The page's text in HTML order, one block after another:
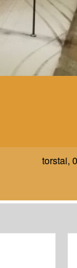
torstai,